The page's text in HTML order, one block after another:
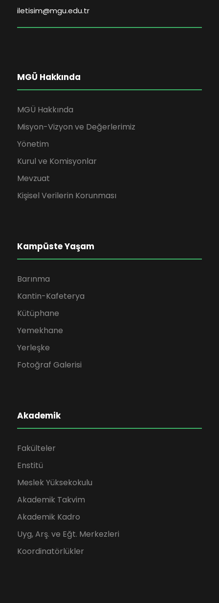
iletisim@mgu.edu.tr
MGÜ Hakkında
MGÜ Hakkında
Misyon-Vizyon ve Değerlerimiz
Yönetim
Kurul ve Komisyonlar
Mevzuat
Kişisel Verilerin Korunması
Kampüste Yaşam
Barınma
Kantin-Kafeterya
Kütüphane
Yemekhane
Yerleşke
Fotoğraf Galerisi
Akademik
Fakülteler
Enstitü
Meslek Yüksekokulu
Akademik Takvim
Akademik Kadro
Uyg, Arş. ve Eğt. Merkezleri
Koordinatörlükler